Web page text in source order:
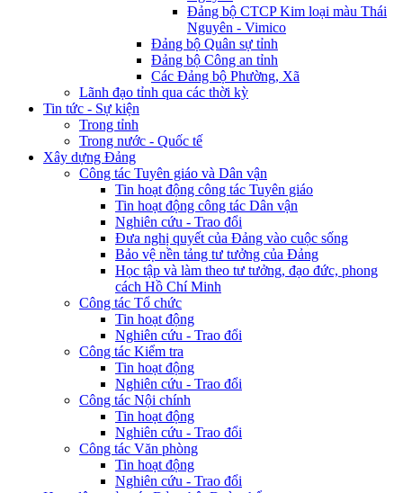
Đảng bộ CTCP Kim loại màu Thái
Nguyên - Vimico
Đảng bộ Quân sự tỉnh
Đảng bộ Công an tỉnh
Các Đảng bộ Phường, Xã
Lãnh đạo tỉnh qua các thời kỳ
Tin tức - Sự kiện
Trong tỉnh
Trong nước - Quốc tế
Xây dựng Đảng
Công tác Tuyên giáo và Dân vận
Tin hoạt động công tác Tuyên giáo
Tin hoạt động công tác Dân vận
Nghiên cứu - Trao đổi
Đưa nghị quyết của Đảng vào cuộc sống
Bảo vệ nền tảng tư tưởng của Đảng
Học tập và làm theo tư tưởng, đạo đức, phong
cách Hồ Chí Minh
Công tác Tổ chức
Tin hoạt động
Nghiên cứu - Trao đổi
Công tác Kiểm tra
Tin hoạt động
Nghiên cứu - Trao đổi
Công tác Nội chính
Tin hoạt động
Nghiên cứu - Trao đổi
Công tác Văn phòng
Tin hoạt động
Nghiên cứu - Trao đổi